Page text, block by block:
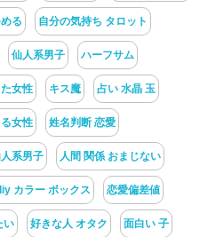
る 自分の気持ち タロット
仙人系男子 ハーフサム
女性 キス魔 占い 水晶 玉
女性 姓名判断 恋愛
系男子 人間 関係 おまじない
カラー ボックス 恋愛偏差値
い 好きな人 オタク 面白い 子